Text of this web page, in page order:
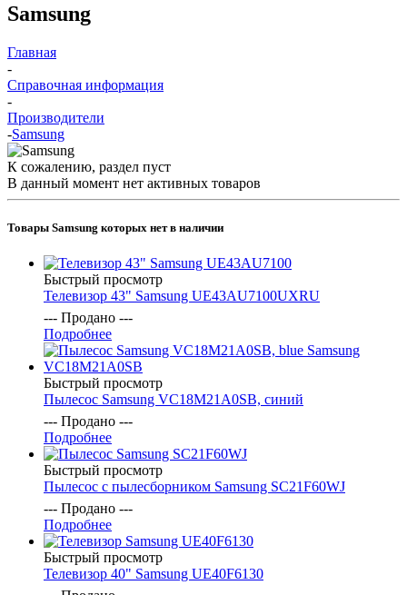
Samsung
Главная
-
Справочная информация
-
Производители
-Samsung
К сожалению, раздел пуст
В данный момент нет активных товаров
Товары Samsung которых нет в наличии
Быстрый просмотр
Телевизор 43" Samsung UE43AU7100UXRU
--- Продано ---
Подробнее
Быстрый просмотр
Пылесос Samsung VC18M21A0SB, синий
--- Продано ---
Подробнее
Быстрый просмотр
Пылесос с пылесборником Samsung SC21F60WJ
--- Продано ---
Подробнее
Быстрый просмотр
Телевизор 40" Samsung UE40F6130